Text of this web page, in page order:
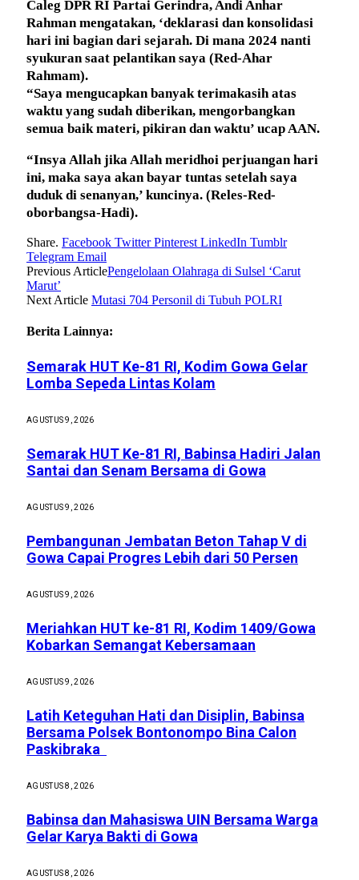
Caleg DPR RI Partai Gerindra, Andi Anhar
Rahman mengatakan, ‘deklarasi dan konsolidasi
hari ini bagian dari sejarah. Di mana 2024 nanti
syukuran saat pelantikan saya (Red-Ahar
Rahmam).
“Saya mengucapkan banyak terimakasih atas
waktu yang sudah diberikan, mengorbangkan
semua baik materi, pikiran dan waktu’ ucap AAN.
“Insya Allah jika Allah meridhoi perjuangan hari
ini, maka saya akan bayar tuntas setelah saya
duduk di senanyan,’ kuncinya. (Reles-Red-
oborbangsa-Hadi).
Share. Facebook Twitter Pinterest LinkedIn Tumblr
Telegram Email
Previous ArticlePengelolaan Olahraga di Sulsel ‘Carut
Marut’
Next Article Mutasi 704 Personil di Tubuh POLRI
Berita Lainnya:
Semarak HUT Ke-81 RI, Kodim Gowa Gelar
Lomba Sepeda Lintas Kolam
AGUSTUS 9, 2026
Semarak HUT Ke-81 RI, Babinsa Hadiri Jalan
Santai dan Senam Bersama di Gowa
AGUSTUS 9, 2026
Pembangunan Jembatan Beton Tahap V di
Gowa Capai Progres Lebih dari 50 Persen
AGUSTUS 9, 2026
Meriahkan HUT ke-81 RI, Kodim 1409/Gowa
Kobarkan Semangat Kebersamaan
AGUSTUS 9, 2026
Latih Keteguhan Hati dan Disiplin, Babinsa
Bersama Polsek Bontonompo Bina Calon
Paskibraka
AGUSTUS 8, 2026
Babinsa dan Mahasiswa UIN Bersama Warga
Gelar Karya Bakti di Gowa
AGUSTUS 8, 2026